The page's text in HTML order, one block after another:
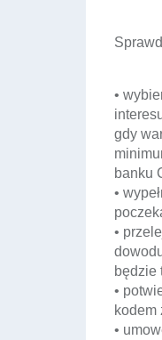
•
gdy
banku
•
•
będzie
•
kodem
•